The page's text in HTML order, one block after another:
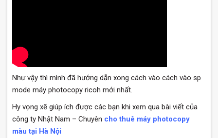
Như vậy thì mình đã hướng dẫn xong cách vào cách vào sp
mode máy photocopy ricoh mới nhất.
Hy vọng xẽ giúp ích được các bạn khi xem qua bài viết của
công ty Nhật Nam – Chuyên cho thuê máy photocopy
màu tại Hà Nội